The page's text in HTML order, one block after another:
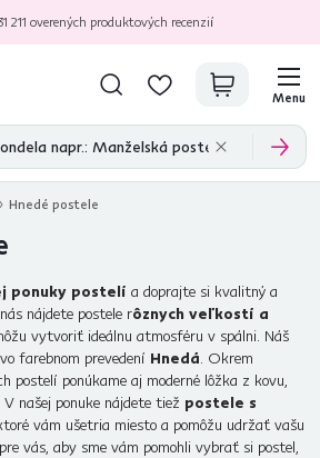
nad 199 €
211 overených produktových recenzií
Menu
Hnedé postele
ponuky postelí a doprajte si kvalitný a
nájdete postele rôznych veľkostí a
vytvoriť ideálnu atmosféru v spálni. Náš
farebnom prevedení Hnedá. Okrem
postelí ponúkame aj moderné lôžka z kovu,
našej ponuke nájdete tiež postele s
vám ušetria miesto a pomôžu udržať vašu
vás, aby sme vám pomohli vybrať si postel,